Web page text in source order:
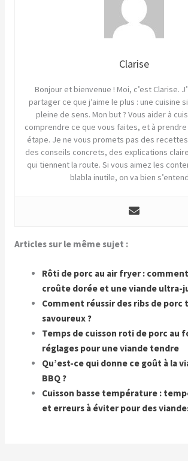
Clarise
Bonjour et bienvenue ! Moi, c’est Clarise.
partager ce que j’aime le plus : une cuisine
pleine de sens. Mon but ? Vous aider à
comprendre ce que vous faites, et à prendre
étape. Je ne vous promets pas des
des conseils concrets, des explications
qui tiennent la route. Si vous aimez les
blabla inutile, on va bien
Articles sur le même sujet :
Rôti de porc au air fryer :
croûte dorée et une viande ultra-
Comment réussir des ribs de porc
savoureux ?
Temps de cuisson roti de porc au
réglages pour une viande tendre
Qu’est-ce qui donne ce goût à la
BBQ ?
Cuisson basse température :
et erreurs à éviter pour des